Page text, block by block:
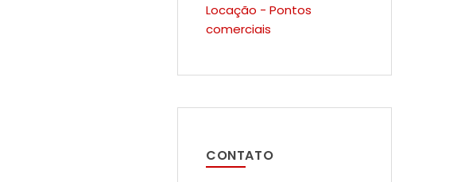
Locação - Pontos
comerciais
CONTATO